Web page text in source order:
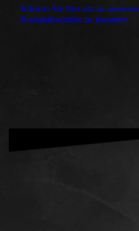
Klicken Sie hier um zu unserem
Kon­takt­for­mu­lar zu kommen